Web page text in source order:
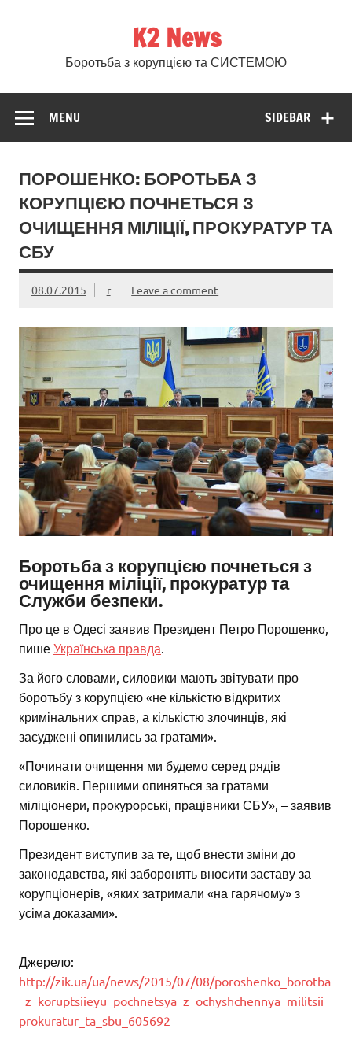
K2 News
Боротьба з корупцією та СИСТЕМОЮ
SIDEBAR
MENU
ПОРОШЕНКО: БОРОТЬБА З
КОРУПЦІЄЮ ПОЧНЕТЬСЯ З
ОЧИЩЕННЯ МІЛІЦІЇ, ПРОКУРАТУР ТА
СБУ
08.07.2015 r Leave a comment
Боротьба з корупцією почнеться з
очищення міліції, прокуратур та
Служби безпеки.
Про це в Одесі заявив Президент Петро Порошенко,
пише Українська правда.
За його словами, силовики мають звітувати про
боротьбу з корупцією «не кількістю відкритих
кримінальних справ, а кількістю злочинців, які
засуджені опинились за гратами».
«Починати очищення ми будемо серед рядів
силовиків. Першими опиняться за гратами
міліціонери, прокурорські, працівники СБУ», – заявив
Порошенко.
Президент виступив за те, щоб внести зміни до
законодавства, які заборонять вносити заставу за
корупціонерів, «яких затримали «на гарячому» з
усіма доказами».
Джерело:
http://zik.ua/ua/news/2015/07/08/poroshenko_borotba
_z_koruptsiieyu_pochnetsya_z_ochyshchennya_militsii_
prokuratur_ta_sbu_605692